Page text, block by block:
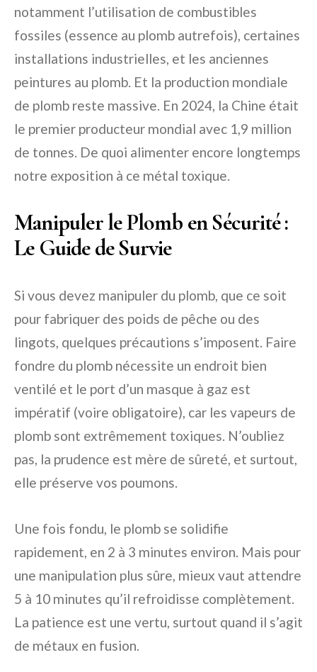
notamment l’utilisation de combustibles
fossiles (essence au plomb autrefois), certaines
installations industrielles, et les anciennes
peintures au plomb. Et la production mondiale
de plomb reste massive. En 2024, la Chine était
le premier producteur mondial avec 1,9 million
de tonnes. De quoi alimenter encore longtemps
notre exposition à ce métal toxique.
Manipuler le Plomb en Sécurité :
Le Guide de Survie
Si vous devez manipuler du plomb, que ce soit
pour fabriquer des poids de pêche ou des
lingots, quelques précautions s’imposent. Faire
fondre du plomb nécessite un endroit bien
ventilé et le port d’un masque à gaz est
impératif (voire obligatoire), car les vapeurs de
plomb sont extrêmement toxiques. N’oubliez
pas, la prudence est mère de sûreté, et surtout,
elle préserve vos poumons.
Une fois fondu, le plomb se solidifie
rapidement, en 2 à 3 minutes environ. Mais pour
une manipulation plus sûre, mieux vaut attendre
5 à 10 minutes qu’il refroidisse complètement.
La patience est une vertu, surtout quand il s’agit
de métaux en fusion.